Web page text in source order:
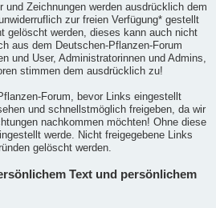
Zeichnungen werden ausdrücklich dem
zur freien Verfügung* gestellt
gelöscht werden, dieses kann auch nicht
aus dem Deutschen-Pflanzen-Forum
und User, Administratorinnen und Admins,
stimmen dem ausdrücklich zu!
Forum, bevor Links eingestellt
und schnellstmöglich freigeben, da wir
nachkommen möchten! Ohne diese
werde. Nicht freigegebene Links
gelöscht werden.
Text und persönlichem